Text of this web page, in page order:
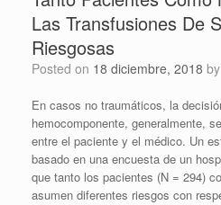
Las Transfusiones De
Riesgosas
Posted on 18 diciembre, 2018 by
En casos no traumáticos, la
hemocomponente, generalmente,
entre el paciente y el médico. Un
basado en una encuesta de un
que tanto los pacientes (N = 294)
asumen diferentes riesgos con